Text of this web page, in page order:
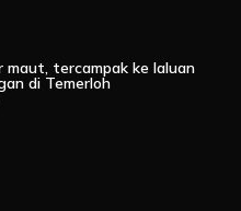
maut, tercampak ke laluan
di Temerloh